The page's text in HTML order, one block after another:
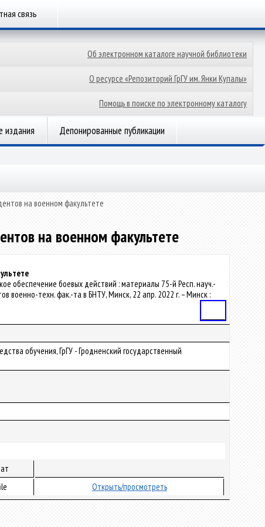
связь
Об электронном каталоге научной библиотеки
О ресурсе «Репозиторий ГрГУ им. Янки Купалы»
Помощь в поиске по электронному каталогу
издания Депонированные публикации
на военном факультете
на военном факультете
обеспечение боевых действий : материалы 75-й Респ. науч.-
военно-техн. фак.-та в БНТУ, Минск, 22 апр. 2022 г. – Минск :
обучения, ГрГУ - Гродненский государственный
Открыть/просмотреть